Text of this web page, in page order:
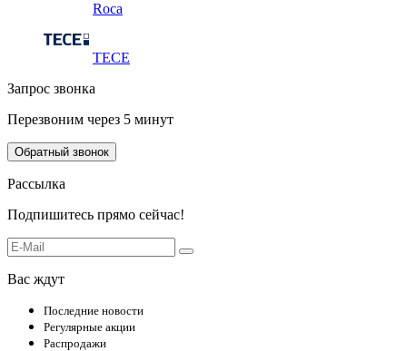
Roca
TECE
Запрос звонка
Перезвоним через 5 минут
Обратный звонок
Рассылка
Подпишитесь прямо сейчас!
Вас ждут
Последние новости
Регулярные акции
Распродажи